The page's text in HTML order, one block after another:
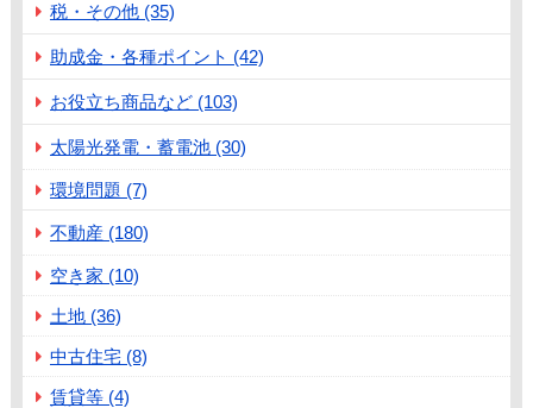
税・その他 (35)
助成金・各種ポイント (42)
お役立ち商品など (103)
太陽光発電・蓄電池 (30)
環境問題 (7)
不動産 (180)
空き家 (10)
土地 (36)
中古住宅 (8)
賃貸等 (4)